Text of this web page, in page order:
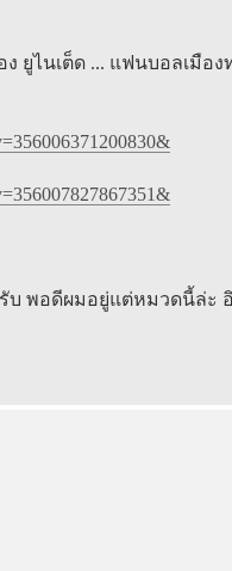
ง ยูไนเต็ด ... แฟนบอลเมือ
บ พอดีผมอยู่แต่หมวดนี้ล่ะ